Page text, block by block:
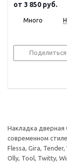
от 3 850 руб.
Много
Поделиться
Накладка дверная
современном
Flessa, Gira,
Olly, Tool, Twitty,